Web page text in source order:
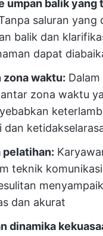
umpan balik yang
saluran yang
balik dan
dapat
zona waktu:
zona waktu
dan
pelatihan:
teknik
dan akurat
dinamika